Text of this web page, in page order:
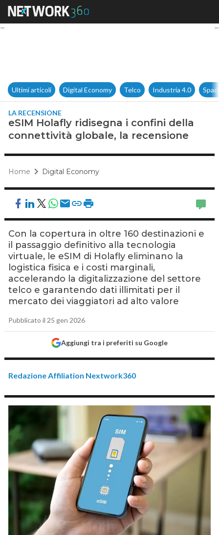
eSIM Holafly ridisegna i
Ultimi articoli Digital Economy Telco Industria 4.0
LA RECENSIONE
eSIM Holafly ridisegna i confini della
connettività globale, la recensione
Home Digital Economy
Con la copertura in oltre 160 destinazioni e
il passaggio definitivo alla tecnologia
virtuale, le eSIM di Holafly eliminano la
logistica fisica e i costi marginali,
accelerando la digitalizzazione del settore
telco e garantendo dati illimitati per il
mercato dei viaggiatori ad alto valore
Pubblicato il 25 gen 2026
Aggiungi tra i preferiti su Google
Redazione Affiliation Nextwork360